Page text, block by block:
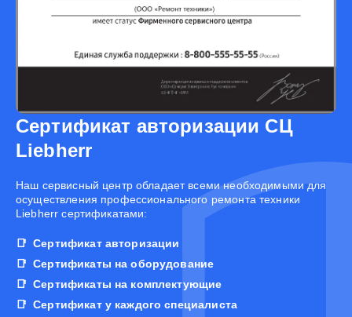
Сертификат авторизации СЦ
Liebherr
Наш сервисный центр обладает всеми необходимыми для
осуществления профессионального ремонта техники
Liebherr сертификатами:
Сертификат авторизации
Сертификаты на оборудование
Сертификаты на комплектующие
Сертификат у каждого специалиста